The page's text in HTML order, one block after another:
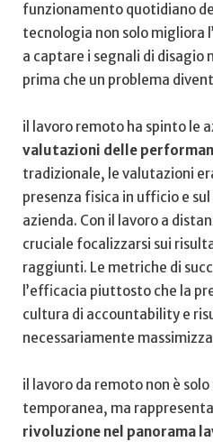
funzionamento quotidiano
tecnologia non ⁣solo migliora
a captare i segnali di
prima che un problema
il lavoro remoto ha spinto le
⁣valutazioni delle
tradizionale,⁢ le valutazioni
presenza fisica in ufficio e‌
azienda. Con il lavoro a
cruciale focalizzarsi‌ sui
raggiunti. Le metriche di
l’efficacia piuttosto che la
cultura di⁢ accountability e
necessariamente
il lavoro da remoto non è
temporanea,⁢ ma
rivoluzione nel panorama